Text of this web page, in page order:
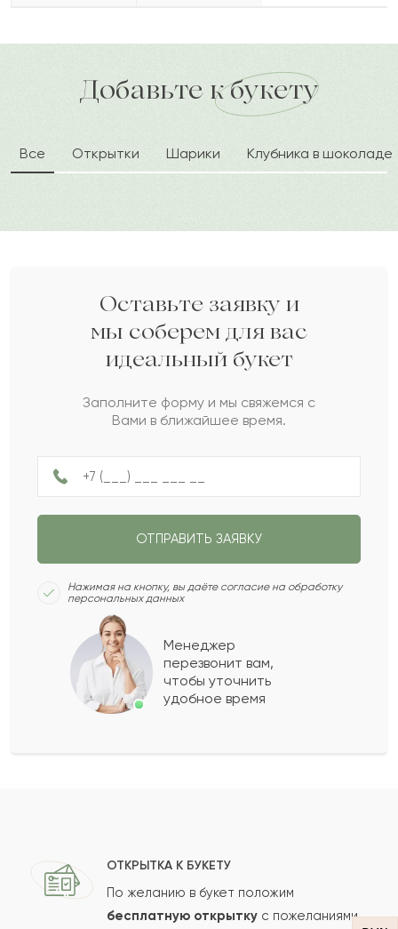
доставка по городу в течение часа
А 2024-04-19
Амелия
2024-02-23
А 2024-02-06
Абдурахман
О 2023-11-30
Октавия
2023-10-28
Василиса
2023-06-22
Жайна
Исайя
П Платон
Баукен
Показать еще
Ваш e-mail
Добавьте к букету
Все Открытки Шарики Клубника в шоколаде
Оставьте заявку и
мы соберем для вас
идеальный букет
Заполните форму и мы свяжемся с
Вами в ближайшее время.
ОТПРАВИТЬ ЗАЯВКУ
Нажимая на кнопку, вы даёте согласие на обработку
персональных данных
Менеджер
перезвонит вам,
чтобы уточнить
удобное время
ОТКРЫТКА К БУКЕТУ
По желанию в букет положим
бесплатную открытку с пожеланиями